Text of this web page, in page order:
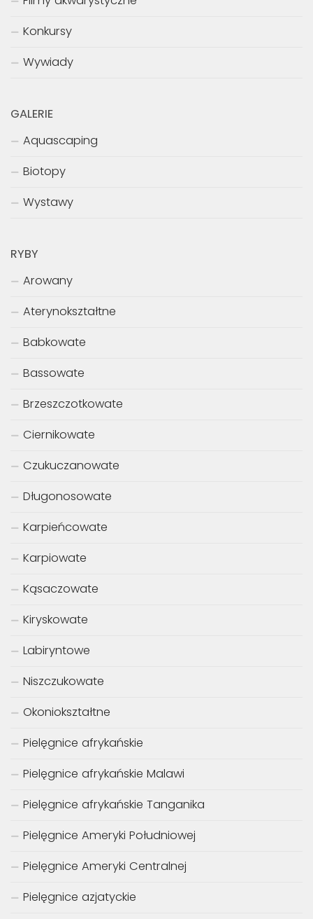
Konkursy
Wywiady
GALERIE
Aquascaping
Biotopy
Wystawy
RYBY
Arowany
Aterynokształtne
Babkowate
Bassowate
Brzeszczotkowate
Ciernikowate
Czukuczanowate
Długonosowate
Karpieńcowate
Karpiowate
Kąsaczowate
Kiryskowate
Labiryntowe
Niszczukowate
Okoniokształtne
Pielęgnice afrykańskie
Pielęgnice afrykańskie Malawi
Pielęgnice afrykańskie Tanganika
Pielęgnice Ameryki Południowej
Pielęgnice Ameryki Centralnej
Pielęgnice azjatyckie